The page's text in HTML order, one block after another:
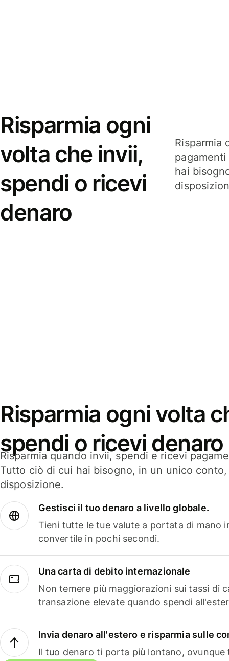
Risparmia ogni
volta che invii,
spendi o ricevi
denaro
Risparmia
hai
Risparmia ogni volta
spendi o ricevi denaro
Risparmia quando invii, spendi e ricevi
Tutto ciò di cui hai bisogno, in un unico
disposizione.
Gestisci il tuo denaro a livello globale.
Tieni tutte le tue valute a portata di mano
convertile in pochi secondi.
Una carta di debito internazionale
Non temere più maggiorazioni sui tassi di
transazione elevate quando spendi
Invia denaro all'estero e risparmia sulle
Il tuo denaro ti porta più lontano, ovunque